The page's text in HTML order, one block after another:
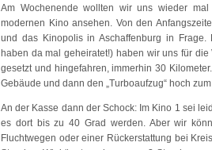
Am Wochenende wollten wir uns wieder
modernen Kino ansehen. Von den
und das Kinopolis in Aschaffenburg in
haben da mal geheiratet!) haben wir uns für
gesetzt und hingefahren, immerhin 30
Gebäude und dann den „Turboaufzug“ hoch
An der Kasse dann der Schock: Im Kino 1 sei
es dort bis zu 40 Grad werden. Aber wir
Fluchtwegen oder einer Rückerstattung bei